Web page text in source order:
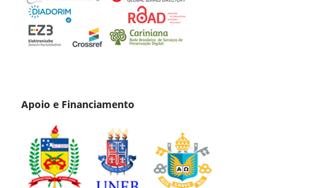
Apoio e Financiamento